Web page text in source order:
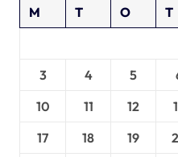
e
M
T O T
3
4 5
10
11 12
17
18 19